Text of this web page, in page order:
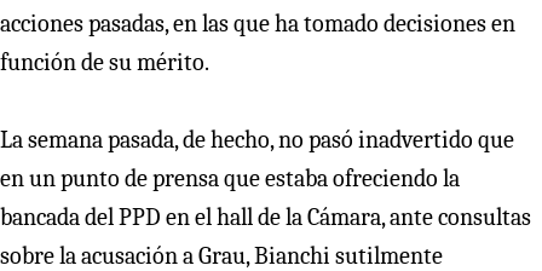
acciones pasadas, en las que ha tomado decisiones en
función de su mérito.
La semana pasada, de hecho, no pasó inadvertido que
en un punto de prensa que estaba ofreciendo la
bancada del PPD en el hall de la Cámara, ante consultas
sobre la acusación a Grau, Bianchi sutilmente